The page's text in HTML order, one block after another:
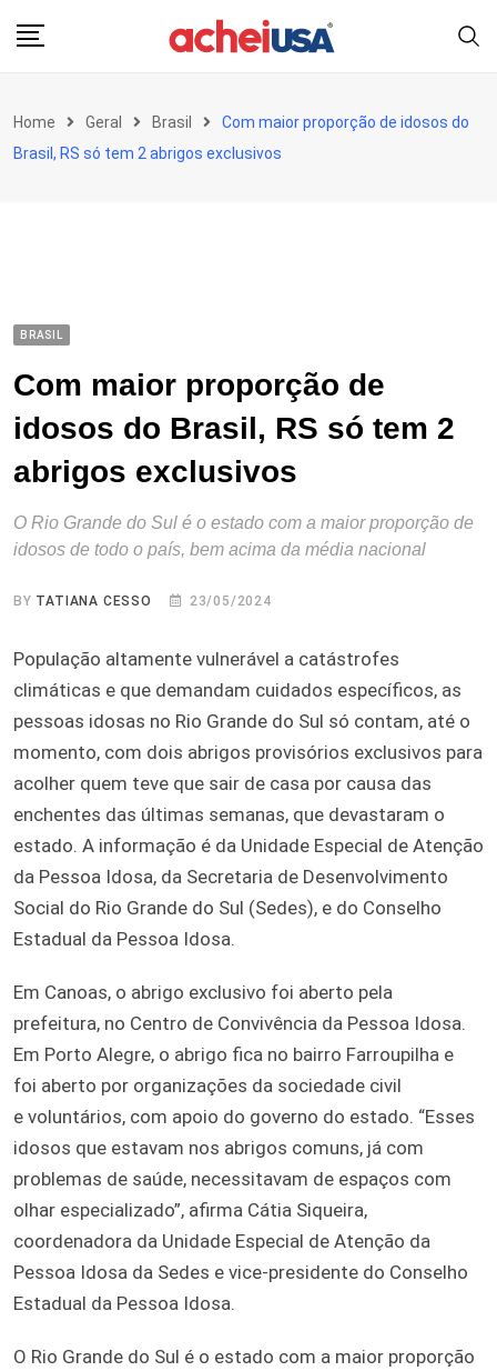
Home Geral Brasil
Com maior proporção de idosos do
Brasil, RS só tem 2 abrigos exclusivos
BRASIL
Com maior proporção de
idosos do Brasil, RS só tem 2
abrigos exclusivos
O Rio Grande do Sul é o estado com a maior proporção de
idosos de todo o país, bem acima da média nacional
BY TATIANA CESSO 23/05/2024
População altamente vulnerável a catástrofes
climáticas e que demandam cuidados específicos, as
pessoas idosas no Rio Grande do Sul só contam, até o
momento, com dois abrigos provisórios exclusivos para
acolher quem teve que sair de casa por causa das
enchentes das últimas semanas, que devastaram o
estado. A informação é da Unidade Especial de Atenção
da Pessoa Idosa, da Secretaria de Desenvolvimento
Social do Rio Grande do Sul (Sedes), e do Conselho
Estadual da Pessoa Idosa.
Em Canoas, o abrigo exclusivo foi aberto pela
prefeitura, no Centro de Convivência da Pessoa Idosa.
Em Porto Alegre, o abrigo fica no bairro Farroupilha e
foi aberto por organizações da sociedade civil
e voluntários, com apoio do governo do estado. “Esses
idosos que estavam nos abrigos comuns, já com
problemas de saúde, necessitavam de espaços com
olhar especializado”, afirma Cátia Siqueira,
coordenadora da Unidade Especial de Atenção da
Pessoa Idosa da Sedes e vice-presidente do Conselho
Estadual da Pessoa Idosa.
O Rio Grande do Sul é o estado com a maior proporção